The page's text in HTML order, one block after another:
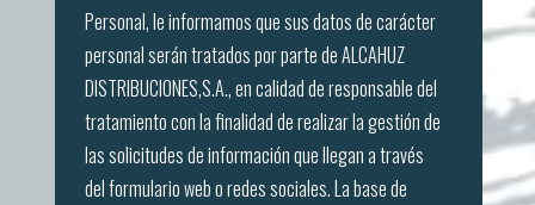
Personal, le informamos que sus datos de carácter
personal serán tratados por parte de ALCAHUZ
DISTRIBUCIONES,S.A., en calidad de responsable del
tratamiento con la finalidad de realizar la gestión de
las solicitudes de información que llegan a través
del formulario web o redes sociales. La base de